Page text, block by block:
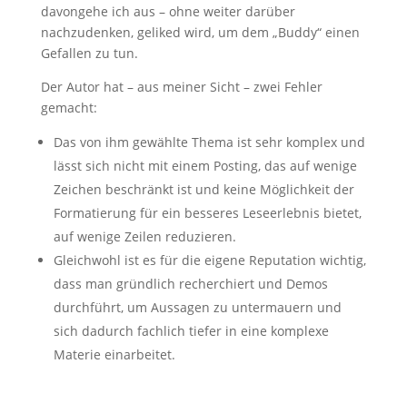
davongehe ich aus – ohne weiter darüber
nachzudenken, geliked wird, um dem „Buddy“ einen
Gefallen zu tun.
Der Autor hat – aus meiner Sicht – zwei Fehler
gemacht:
Das von ihm gewählte Thema ist sehr komplex und
lässt sich nicht mit einem Posting, das auf wenige
Zeichen beschränkt ist und keine Möglichkeit der
Formatierung für ein besseres Leseerlebnis bietet,
auf wenige Zeilen reduzieren.
Gleichwohl ist es für die eigene Reputation wichtig,
dass man gründlich recherchiert und Demos
durchführt, um Aussagen zu untermauern und
sich dadurch fachlich tiefer in eine komplexe
Materie einarbeitet.